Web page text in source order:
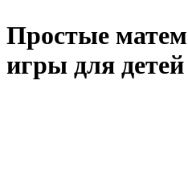
Простые
игры для детей